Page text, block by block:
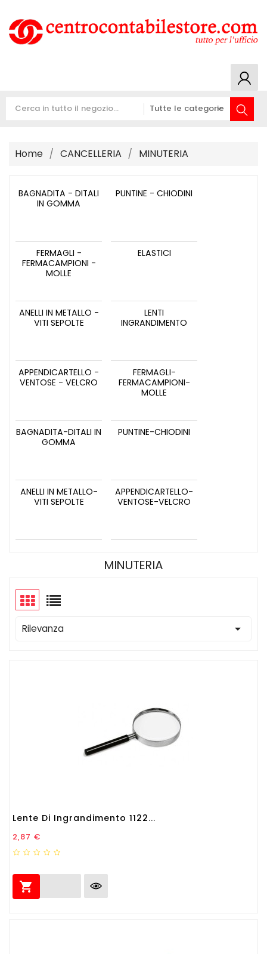
Home CANCELLERIA MINUTERIA
BAGNADITA - DITALI
IN GOMMA
PUNTINE - CHIODINI
FERMAGLI -
FERMACAMPIONI -
MOLLE
ELASTICI
ANELLI IN METALLO -
VITI SEPOLTE
LENTI
INGRANDIMENTO
APPENDICARTELLO -
VENTOSE - VELCRO
FERMAGLI-
FERMACAMPIONI-
MOLLE
BAGNADITA-DITALI IN
GOMMA
PUNTINE-CHIODINI
ANELLI IN METALLO-
VITI SEPOLTE
APPENDICARTELLO-
VENTOSE-VELCRO
MINUTERIA
Rilevanza 
Lente Di Ingrandimento 1122...
Prezzo
2,87 €
